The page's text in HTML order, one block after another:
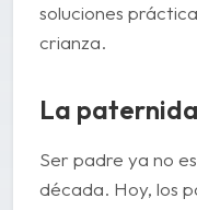
soluciones
crianza.
La
Ser padre ya no
década. Hoy, los